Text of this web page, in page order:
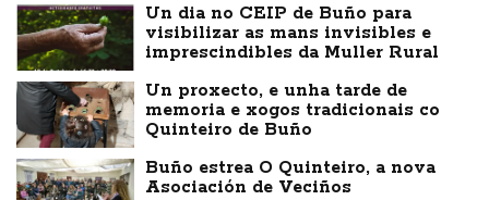
Un dia no CEIP de Buño para
visibilizar as mans invisibles e
imprescindibles da Muller Rural
Un proxecto, e unha tarde de
memoria e xogos tradicionais co
Quinteiro de Buño
Buño estrea O Quinteiro, a nova
Asociación de Veciños